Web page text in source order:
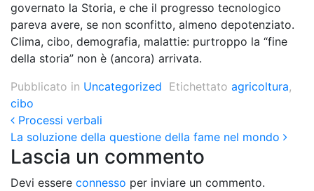
governato la Storia, e che il progresso tecnologico
pareva avere, se non sconfitto, almeno depotenziato.
Clima, cibo, demografia, malattie: purtroppo la “fine
della storia” non è (ancora) arrivata.
Pubblicato in Uncategorized Etichettato agricoltura,
cibo
Post navigation
Processi verbali
La soluzione della questione della fame nel mondo
Lascia un commento
Devi essere connesso per inviare un commento.